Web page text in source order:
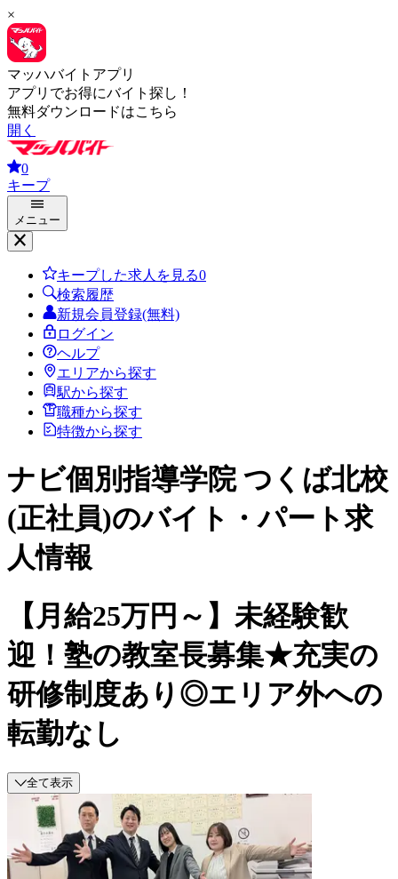
×
マッハバイトアプリ
アプリでお得にバイト探し！
無料ダウンロードはこちら
開く
0
キープ
メニュー
キープした求人を見る0
検索履歴
新規会員登録(無料)
ログイン
ヘルプ
エリアから探す
駅から探す
職種から探す
特徴から探す
ナビ個別指導学院 つくば北校
(正社員)のバイト・パート求
人情報
【月給25万円～】未経験歓
迎！塾の教室長募集★充実の
研修制度あり◎エリア外への
転勤なし
全て表示